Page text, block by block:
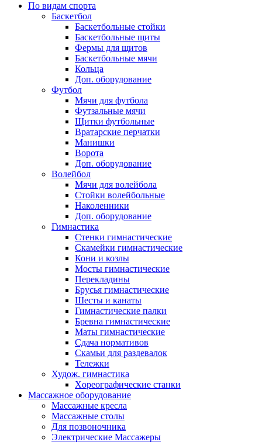
По видам спорта
Баскетбол
Баскетбольные стойки
Баскетбольные щиты
Фермы для щитов
Баскетбольные мячи
Кольца
Доп. оборудование
Футбол
Мячи для футбола
Футзальные мячи
Щитки футбольные
Вратарские перчатки
Манишки
Ворота
Доп. оборудование
Волейбол
Мячи для волейбола
Стойки волейбольные
Наколенники
Доп. оборудование
Гимнастика
Стенки гимнастические
Скамейки гимнастические
Кони и козлы
Мосты гимнастические
Перекладины
Брусья гимнастические
Шесты и канаты
Гимнастические палки
Бревна гимнастические
Маты гимнастические
Сдача нормативов
Скамьи для раздевалок
Тележки
Худож. гимнастика
Xореографические станки
Массажное оборудование
Массажные кресла
Массажные столы
Для позвоночника
Электрические Массажеры